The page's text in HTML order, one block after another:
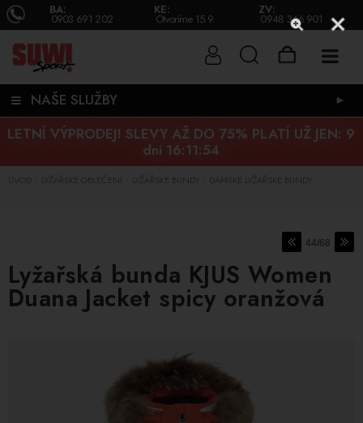
BA:
0903 691 202
KE:
Otvoríme 15.9.
ZV:
0948 346 901
NAŠE SLUŽBY ►
LETNÍ VÝPRODEJ! SLEVY AŽ DO 75% PLATÍ UŽ JEN: 9
dni 16:11:53
ÚVOD LYŽAŘSKÉ OBLEČENÍ LYŽÁŘSKÉ BUNDY DÁMSKÉ LYŽÁŘSKÉ BUNDY
44/68
Lyžařská bunda KJUS Women
Duana Jacket spicy oranžová